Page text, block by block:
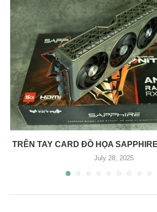
TRÊN TAY CARD ĐỒ HỌA
July 28, 2025